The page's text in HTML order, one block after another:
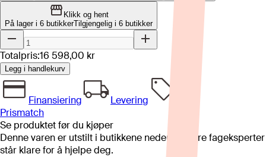
Klikk og hent
På lager i 6 butikkerTilgjengelig i 6 butikker
Totalpris:16 598,00 kr
Legg i handlekurv
Finansiering
Levering
Prismatch
Se produktet før du kjøper
Denne varen er utstilt i butikkene nedenfor. Våre fageksperter
står klare for å hjelpe deg.